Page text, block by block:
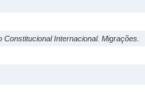
Internacional. Migrações.